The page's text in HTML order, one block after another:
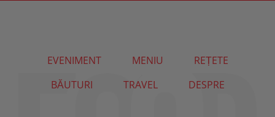
EVENIMENT MENIU
REȚETE
BĂUTURI
TRAVEL DESPRE